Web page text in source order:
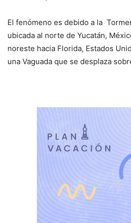
El fenómeno es debido a la
ubicada al norte de Yucatán,
noreste hacia Florida, Estados
una Vaguada que se desplaza